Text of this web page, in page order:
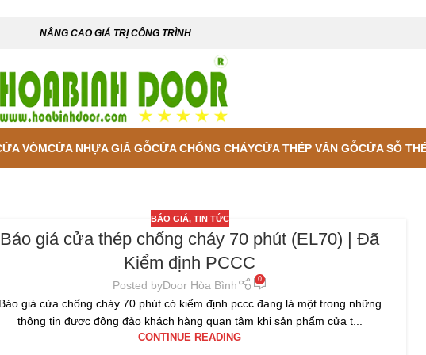
NÂNG CAO GIÁ TRỊ CÔNG TRÌNH
VÒMCỬA NHỰA GIẢ GỖCỬA CHỐNG CHÁYCỬA THÉP VÂN GỖCỬA SỖ
BÁO GIÁ, TIN TỨC
Báo giá cửa thép chống cháy 70 phút (EL70) | Đã
Kiểm định PCCC
Posted byDoor Hòa Bình 0
Báo giá cửa chống cháy 70 phút có kiểm định pccc đang là một trong những
thông tin được đông đảo khách hàng quan tâm khi sản phẩm cửa t...
CONTINUE READING